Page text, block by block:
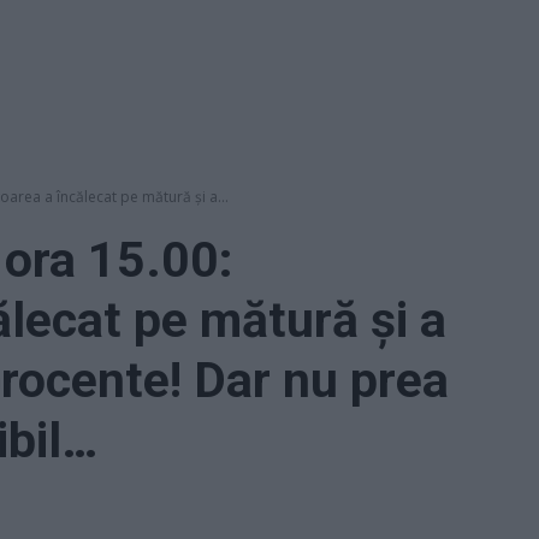
a încălecat pe mătură și a...
15.00:
pe mătură și a
Dar nu prea